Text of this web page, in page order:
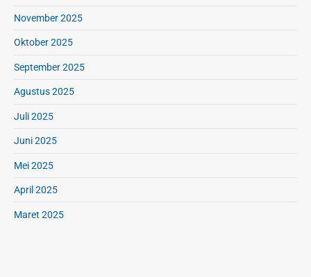
November 2025
Oktober 2025
September 2025
Agustus 2025
Juli 2025
Juni 2025
Mei 2025
April 2025
Maret 2025